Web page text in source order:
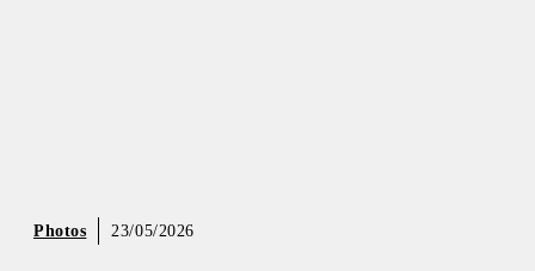
Photos 23/05/2026